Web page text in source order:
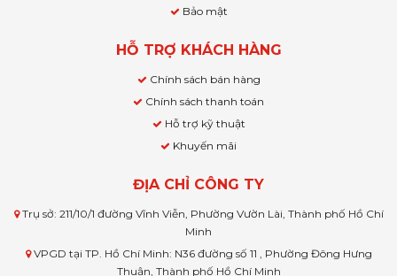
Bảo mật
HỖ TRỢ KHÁCH HÀNG
Chính sách bán hàng
Chính sách thanh toán
Hỗ trợ kỹ thuật
Khuyến mãi
ĐỊA CHỈ CÔNG TY
Trụ sở: 211/10/1 đường Vĩnh Viễn, Phường Vườn Lài, Thành phố Hồ Chí
Minh
VPGD tại TP. Hồ Chí Minh: N36 đường số 11 , Phường Đông Hưng
Thuận, Thành phố Hồ Chí Minh